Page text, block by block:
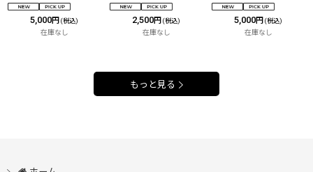
5,000円 (税込)
在庫なし
2,500円 (税込)
在庫なし
5,000円 (税込)
在庫なし
もっと見る